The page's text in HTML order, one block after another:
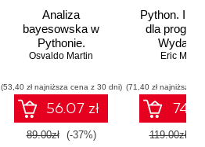
Analiza
bayesowska w
Pythonie.
Praktyczny
modelowaniu
probabilistycznym.
Wydanie III
Osvaldo Martin
(53,40 zł najniższa cena z 30 dni)
56.07 zł
89.00zł (-37%)
Python.
dla
Wydanie
Eric
(71,40 zł najniższa
119.00zł